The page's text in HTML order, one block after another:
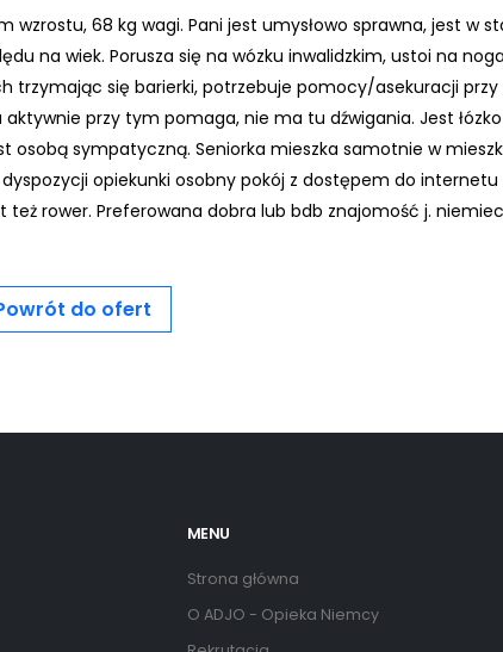
wzrostu, 68 kg wagi. Pani jest umysłowo sprawna, jest w
na wiek. Porusza się na wózku inwalidzkim, ustoi na
trzymając się barierki, potrzebuje pomocy/asekuracji przy
przy tym pomaga, nie ma tu dźwigania. Jest łózko
osobą sympatyczną. Seniorka mieszka samotnie w
opiekunki osobny pokój z dostępem do internetu
rower. Preferowana dobra lub bdb znajomość j.
do ofert
MENU
Strona główna
O ADJO - Opieka Niemcy